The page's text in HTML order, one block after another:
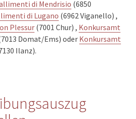
di Mendrisio (6850
di Lugano (6962 Viganello) ,
Plessur (7001 Chur) , Konkursamt
Domat/Ems) oder Konkursamt
Ilanz).